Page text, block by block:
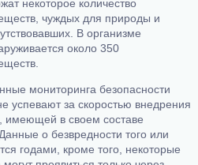
некоторое количество
чуждых для природы и
В организме
около 350
мониторинга безопасности
успевают за скоростью внедрения
имеющей в своем составе
о безвредности того или
годами, кроме того, некоторые